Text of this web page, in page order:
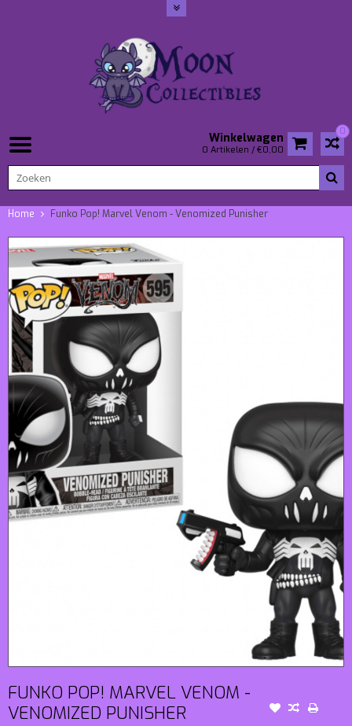
0
Winkelwagen
0 Artikelen / €0,00
Home Funko Pop! Marvel Venom - Venomized Punisher
FUNKO POP! MARVEL VENOM -
VENOMIZED PUNISHER